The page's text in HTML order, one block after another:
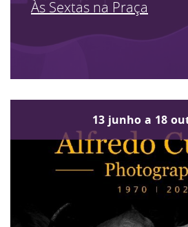
Às Sextas na Praça
13 junho a 18